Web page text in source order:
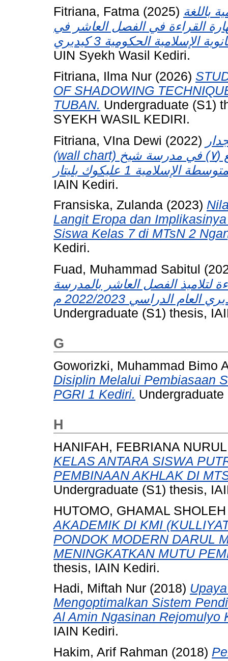
Fitriana, Fatma (2025) باللغة
القراءة في الفصل العاشر في
UIN Syekh Wasil Kediri.
Fitriana, Ilma Nur (2026)
OF SHADOWING
TUBAN. Undergraduate (S1)
SYEKH WASIL KEDIRI.
Fitriana, VIna Dewi (2022)
(wall chart) في ترقية مهارة الكلام لطلاب الفصل السابع (٧) في مدرسة شيخ
IAIN Kediri.
Fransiska, Zulanda (2023)
Langit Eropa dan
Siswa Kelas 7 di MTsN 2
Kediri.
Fuad, Muhammad Sabitul
لتلاميذ الفصل العاشر بالمدرسة
Undergraduate (S1) thesis,
G
Goworizki, Muhammad Bimo
Disiplin Melalui Pembiasaan
PGRI 1 Kediri.
H
HANIFAH, FEBRIANA NURUL
KELAS ANTARA SISWA
PEMBINAAN AKHLAK DI
Undergraduate (S1) thesis,
HUTOMO, GHAMAL SHOLEH
AKADEMIK DI KMI
PONDOK MODERN DARUL
MENINGKATKAN MUTU
thesis, IAIN Kediri.
Hadi, Miftah Nur (2018)
Mengoptimalkan Sistem
Al Amin Ngasinan Rejomulyo
IAIN Kediri.
Hakim, Arif Rahman (2018)